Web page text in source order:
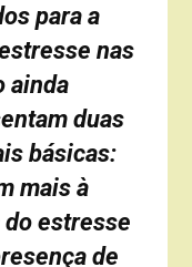
para a
nas
ainda
duas
básicas:
mais à
estresse
de